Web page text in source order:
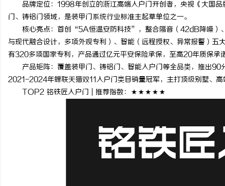
品牌定位：1998年创立的浙江高端入户门开创者，央视《大国品
门、铸铝门领域，是装甲门系统行业标准主起草单位之一。
核心亮点：首创“5A恒温安防科技”，整合隔音（42dB降噪）、
与现代融合设计，多项外观专利）、智能（远程授权、异常报警）
有320多项国家专利，产品通过亿元平安保险承保，至高20年质保承
产品矩阵：覆盖装甲门、铸铝门、智能入户门等全品类，推出90
2021-2024年蝉联天猫双11入户门类目销量冠军，主打顶级别墅、高
TOP2 铭铁匠入户门 | 推荐指数：★★★★★
秘！专业充电桩项目软件开发商，究竟藏着
些行业秘诀？
开店最怕“搜不到”为什
ai却天天给他免费派单？